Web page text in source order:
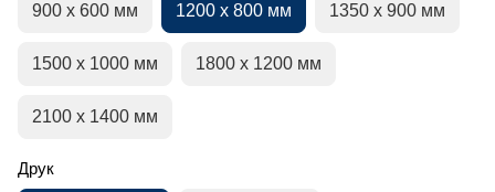
900 х 600 мм 1200 х 800 мм 1350 х 900 мм
1500 х 1000 мм 1800 х 1200 мм
2100 х 1400 мм
Друк